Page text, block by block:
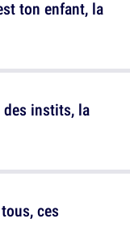
ton enfant, la
ces
instits, la